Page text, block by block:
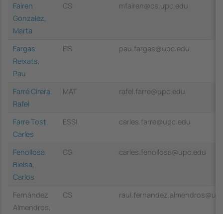
Fairen
Gonzalez,
Marta
CS mfairen@cs.upc.edu
Fargas
Reixats,
Pau
FIS pau.fargas@upc.edu
Farré Cirera,
Rafel
MAT rafel.farre@upc.edu
Farre Tost,
Carles
ESSI carles.farre@upc.edu
Fenollosa
Bielsa,
Carlos
CS carles.fenollosa@upc.edu
Fernández
Almendros,
CS